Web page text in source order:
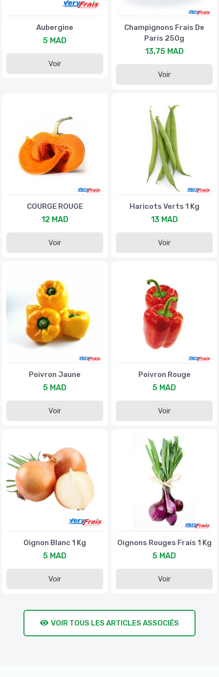
Aubergine
5 MAD
Voir
Champignons Frais De
Paris 250g
13,75 MAD
Voir
COURGE ROUGE
12 MAD
Voir
Haricots Verts 1 Kg
13 MAD
Voir
Poivron Jaune
5 MAD
Voir
Poivron Rouge
5 MAD
Voir
Oignon Blanc 1 Kg
5 MAD
Voir
Oignons Rouges Frais 1 Kg
5 MAD
Voir
VOIR TOUS LES ARTICLES ASSOCIÉS